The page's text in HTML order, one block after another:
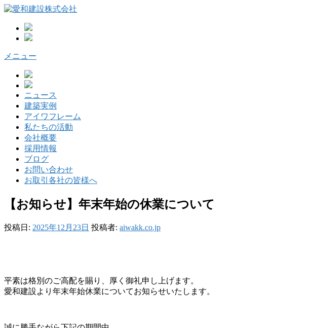
コ
へ
メニュー
ニュース
建築実例
アイワフレーム
私たちの活動
会社概要
採用情報
ブログ
お問い合わせ
お取引各社の皆様へ
【お知らせ】年末年始の休業について
投稿日: 2025年12月23日 投稿者: aiwakk.co.jp
平素は格別のご高配を賜り、
厚く御礼申し上げます。
愛和建設より年末年始休業についてお知らせいたします。